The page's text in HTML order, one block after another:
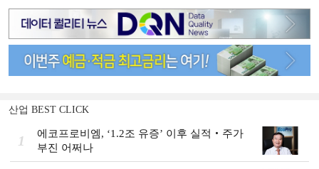
산업 BEST CLICK
1
에코프로비엠, ‘1.2조 유증’ 이후 실적‧주가
부진 어쩌나